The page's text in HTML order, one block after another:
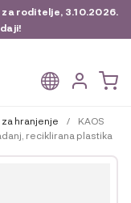
za roditelje, 3.10.2026.
hranjenje /
KAOS
reciklirana plastika